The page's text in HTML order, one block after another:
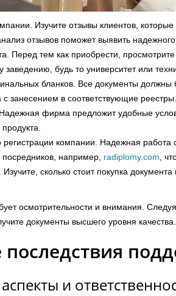
Изучите отзывы клиентов,
отзывов поможет выявить надежного
Перед тем как приобрести,
будь то университет или
бланков. Все документы должны
с занесением в соответствующие реестры.
фирма предложит удобные
компании. Надежная работа
например, radiplomy.com ,
Изучите, сколько стоит покупка
осмотрительности и внимания.
документы высшего уровня качества.
и